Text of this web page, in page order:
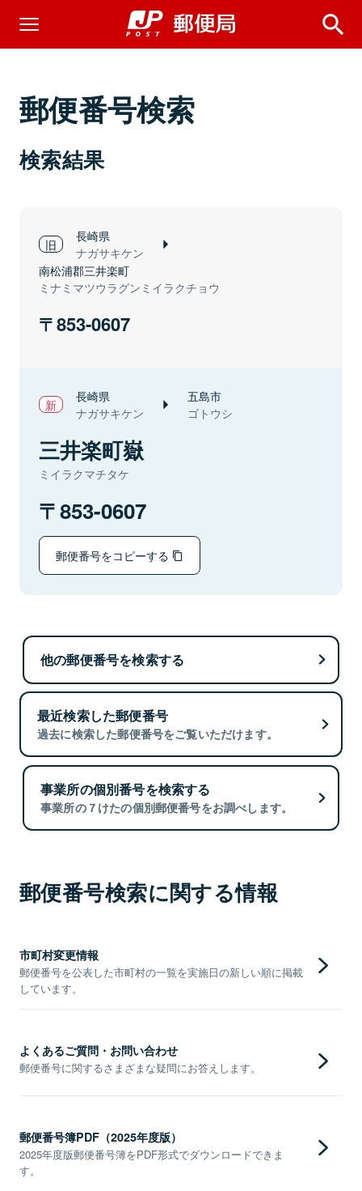
郵便番号検索
検索結果
長崎県
ナガサキケン
南松浦郡三井楽町
ミナミマツウラグンミイラクチョウ
853-0607
長崎県
ナガサキケン
五島市
ゴトウシ
三井楽町嶽
ミイラクマチタケ
853-0607
郵便番号をコピーする
他の郵便番号を検索する
最近検索した郵便番号
過去に検索した郵便番号をご覧いただけます。
事業所の個別番号を検索する
事業所の７けたの個別郵便番号をお調べします。
郵便番号検索に関する情報
市町村変更情報
郵便番号を公表した市町村の一覧を実施日の新しい順に掲載
しています。
よくあるご質問・お問い合わせ
郵便番号に関するさまざまな疑問にお答えします。
郵便番号簿PDF（2025年度版）
2025年度版郵便番号簿をPDF形式でダウンロードできま
す。